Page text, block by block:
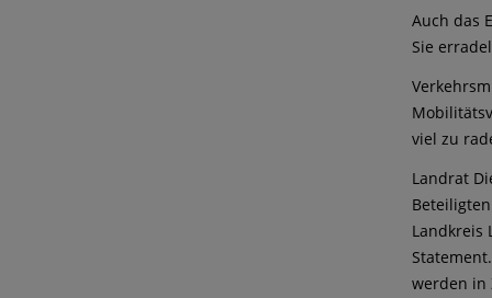
Auch das
Sie
viel zu
Landrat
Landkreis
werden in